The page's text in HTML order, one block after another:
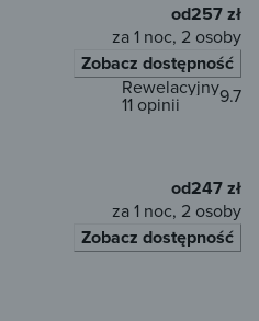
od257 zł
za 1 noc, 2 osoby
Zobacz dostępność
9.7
Rewelacyjny
11 opinii
od247 zł
za 1 noc, 2 osoby
Zobacz dostępność